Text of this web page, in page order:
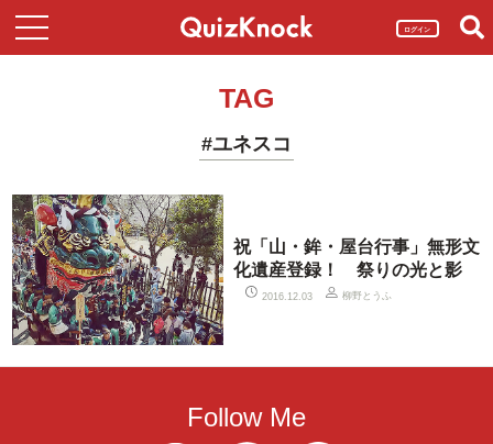
ログイン
TAG
#ユネスコ
祝「山・鉾・屋台行事」無形文
化遺産登録！ 祭りの光と影
2016.12.03 柳野とうふ
Follow Me